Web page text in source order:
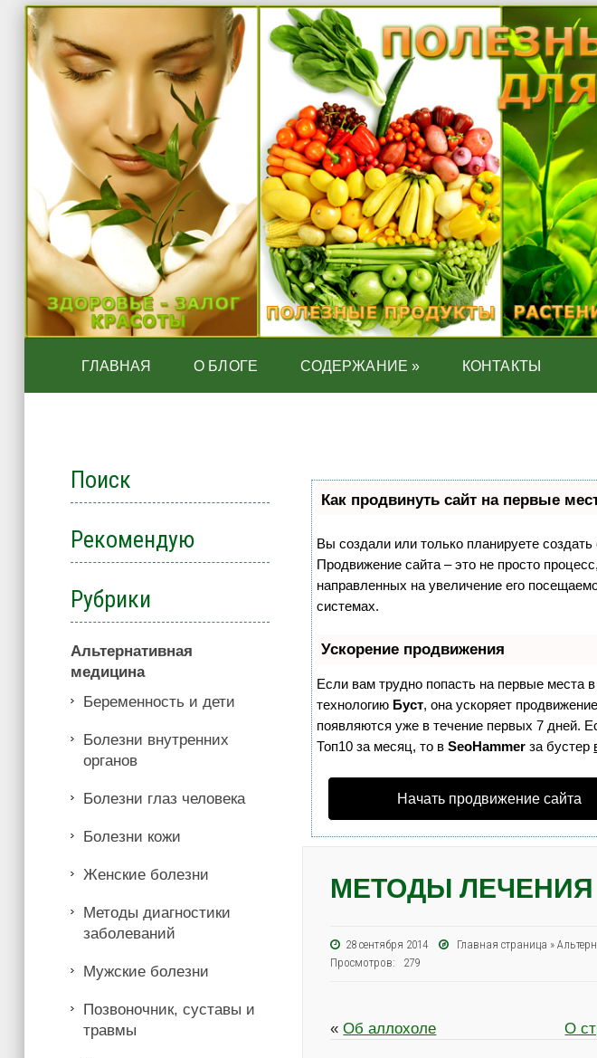
ГЛАВНАЯ О БЛОГЕ СОДЕРЖАНИЕ » КОНТАКТЫ
Как продвинуть сайт на первые
Вы создали или только планируете создать
Продвижение сайта – это не просто
направленных на увеличение его
системах.
Ускорение продвижения
Если вам трудно попасть на первые места
технологию Буст, она ускоряет
появляются уже в течение первых 7 дней.
Топ10 за месяц, то вSeoHammer за бустер
Начать продвижение сайта
МЕТОДЫ
28 сентября 2014 Главная страница »
Просмотров: 279
О
«Об аллохоле
Поиск
Рекомендую
Рубрики
Альтернативная
медицина
Беременность и дети
Болезни внутренних
органов
Болезни глаз человека
Болезни кожи
Женские болезни
Методы диагностики
заболеваний
Мужские болезни
Позвоночник, суставы и
травмы